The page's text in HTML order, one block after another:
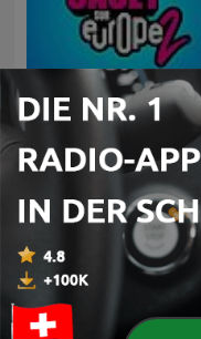
Cauet sur Europe 2 -
Heure par Heure